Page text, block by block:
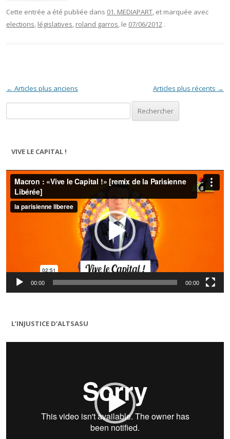
Cette entrée a été publiée dans 01. MEDIAPART, et marquée avec
elections, législatives, roland garros, le 07/06/2012 .
Navigation des articles
← Articles plus anciens Articles plus récents →
VIVE LE CAPITAL !
Lecteur
vidéo
00:00 00:00
L’INJUSTICE D’ALTSASU
Lecteur